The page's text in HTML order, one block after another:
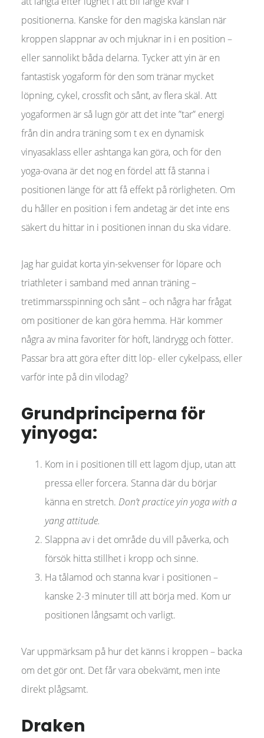
positionerna. Kanske för den magiska känslan när
kroppen slappnar av och mjuknar in i en position –
eller sannolikt båda delarna. Tycker att yin är en
fantastisk yogaform för den som tränar mycket
löpning, cykel, crossfit och sånt, av flera skäl. Att
yogaformen är så lugn gör att det inte ”tar” energi
från din andra träning som t ex en dynamisk
vinyasaklass eller ashtanga kan göra, och för den
yoga-ovana är det nog en fördel att få stanna i
positionen länge för att få effekt på rörligheten. Om
du håller en position i fem andetag är det inte ens
säkert du hittar in i positionen innan du ska vidare.
Jag har guidat korta yin-sekvenser för löpare och
triathleter i samband med annan träning –
tretimmarsspinning och sånt – och några har frågat
om positioner de kan göra hemma. Här kommer
några av mina favoriter för höft, ländrygg och fötter.
Passar bra att göra efter ditt löp- eller cykelpass, eller
varför inte på din vilodag?
Grundprinciperna för
yinyoga:
Kom in i positionen till ett lagom djup, utan att
pressa eller forcera. Stanna där du börjar
känna en stretch. Don’t practice yin yoga with a
yang attitude.
Slappna av i det område du vill påverka, och
försök hitta stillhet i kropp och sinne.
Ha tålamod och stanna kvar i positionen –
kanske 2-3 minuter till att börja med. Kom ur
positionen långsamt och varligt.
Var uppmärksam på hur det känns i kroppen – backa
om det gör ont. Det får vara obekvämt, men inte
direkt plågsamt.
Draken